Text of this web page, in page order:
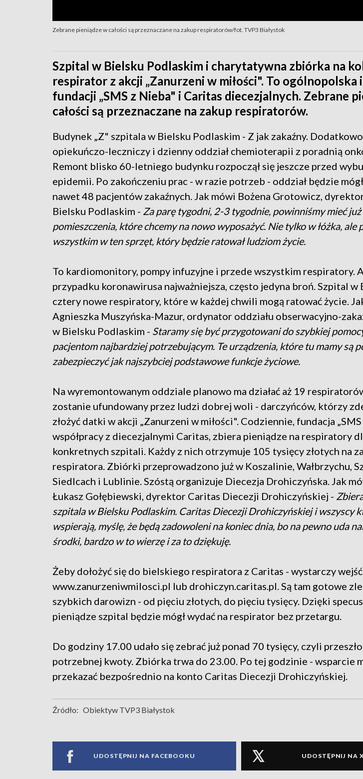
Zebrane pieniądze w całości są przeznaczane na zakup respiratorów/fot. TVP3 Białystok
Szpital w Bielsku Podlaskim i charytatywna zbiórka na
respirator z akcji „Zanurzeni w miłości". To ogólnopolska
fundacji „SMS z Nieba" i Caritas diecezjalnych. Zebrane
całości są przeznaczane na zakup respiratorów.
Budynek „Z" szpitala w Bielsku Podlaskim - Z jak zakaźny.
opiekuńczo-leczniczy i dzienny oddział chemioterapii z poradnią
Remont blisko 60-letniego budynku rozpoczął się jeszcze przed
epidemii. Po zakończeniu prac - w razie potrzeb - oddział będzie
nawet 48 pacjentów zakaźnych. Jak mówi Bożena Grotowicz,
Bielsku Podlaskim - Za parę tygodni, 2-3 tygodnie, powinniśmy mieć
pomieszczenia, które chcemy na nowo wyposażyć. Nie tylko w łóżka, ale
wszystkim w ten sprzęt, który będzie ratował ludziom życie.
To kardiomonitory, pompy infuzyjne i przede wszystkim respiratory.
przypadku koronawirusa najważniejsza, często jedyna broń. Szpital w
cztery nowe respiratory, które w każdej chwili mogą ratować życie.
Agnieszka Muszyńska-Mazur, ordynator oddziału obserwacyjno-
w Bielsku Podlaskim - Staramy się być przygotowani do szybkiej
pacjentom najbardziej potrzebującym. Te urządzenia, które tu mamy są
zabezpieczyć jak najszybciej podstawowe funkcje życiowe.
Na wyremontowanym oddziale planowo ma działać aż 19
zostanie ufundowany przez ludzi dobrej woli - darczyńców, którzy
złożyć datki w akcji „Zanurzeni w miłości". Codziennie, fundacja „SMS
współpracy z diecezjalnymi Caritas, zbiera pieniądze na respiratory
konkretnych szpitali. Każdy z nich otrzymuje 105 tysięcy złotych na
respiratora. Zbiórki przeprowadzono już w Koszalinie, Wałbrzychu,
Siedlcach i Lublinie. Szóstą organizuje Diecezja Drohiczyńska. Jak
Łukasz Gołębiewski, dyrektor Caritas Diecezji Drohiczyńskiej -
szpitala w Bielsku Podlaskim. Caritas Diecezji Drohiczyńskiej i wszyscy
wspierają, myślę, że będą zadowoleni na koniec dnia, bo na pewno uda
środki, bardzo w to wierzę i za to dziękuję.
Żeby dołożyć się do bielskiego respiratora z Caritas - wystarczy
www.zanurzeniwmilosci.pl lub drohiczyn.caritas.pl. Są tam gotowe
szybkich darowizn - od pięciu złotych, do pięciu tysięcy. Dzięki
pieniądze szpital będzie mógł wydać na respirator bez przetargu.
Do godziny 17.00 udało się zebrać już ponad 70 tysięcy, czyli
potrzebnej kwoty. Zbiórka trwa do 23.00. Po tej godzinie - wsparcie
przekazać bezpośrednio na konto Caritas Diecezji Drohiczyńskiej.
Źródło: Obiektyw TVP3 Białystok
UDOSTĘPNIJ NA FACEBOOKU UDOSTĘPNIJ NA